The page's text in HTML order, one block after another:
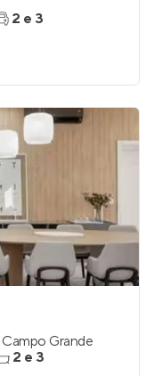
2 e 3
Campo Grande
2 e 3